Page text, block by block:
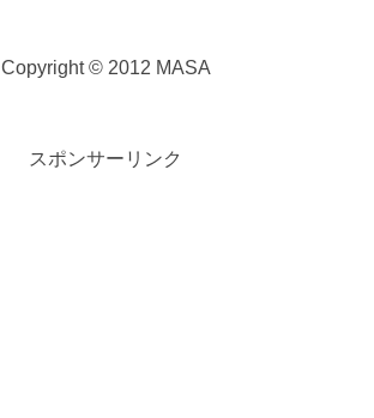
Copyright © 2012 MASA
スポンサーリンク